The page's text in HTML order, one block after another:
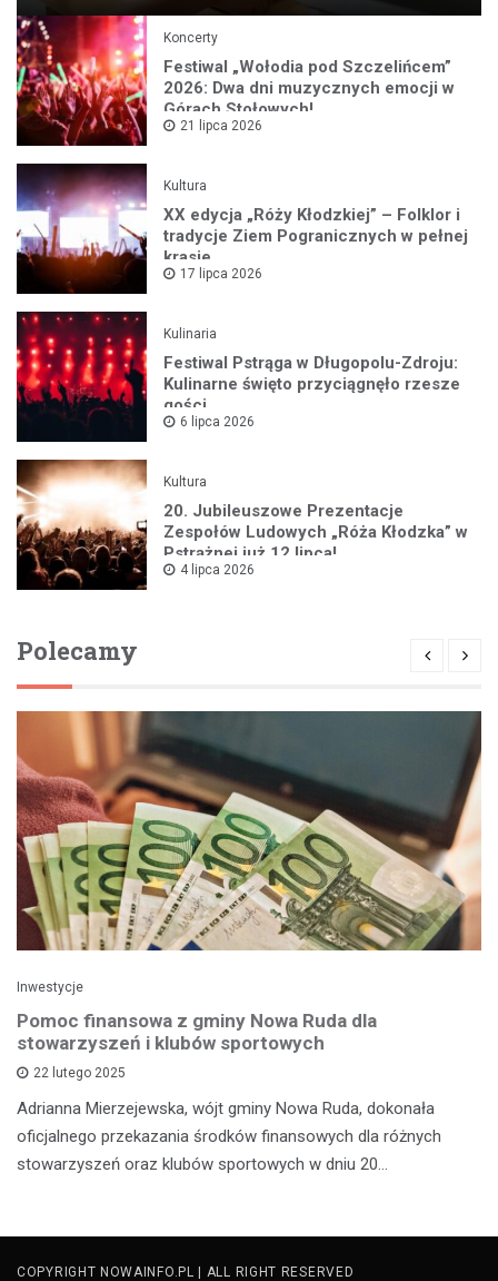
Koncerty
Festiwal „Wołodia pod Szczelińcem”
2026: Dwa dni muzycznych emocji w
Górach Stołowych!
21 lipca 2026
Kultura
XX edycja „Róży Kłodzkiej” – Folklor i
tradycje Ziem Pogranicznych w pełnej
krasie
17 lipca 2026
Kulinaria
Festiwal Pstrąga w Długopolu-Zdroju:
Kulinarne święto przyciągnęło rzesze
gości
6 lipca 2026
Kultura
20. Jubileuszowe Prezentacje
Zespołów Ludowych „Róża Kłodzka” w
Pstrążnej już 12 lipca!
4 lipca 2026
Polecamy
Inwestycje
Pomoc finansowa z gminy Nowa Ruda dla
stowarzyszeń i klubów sportowych
22 lutego 2025
Adrianna Mierzejewska, wójt gminy Nowa Ruda, dokonała
oficjalnego przekazania środków finansowych dla różnych
stowarzyszeń oraz klubów sportowych w dniu 20…
COPYRIGHT NOWAINFO.PL | ALL RIGHT RESERVED